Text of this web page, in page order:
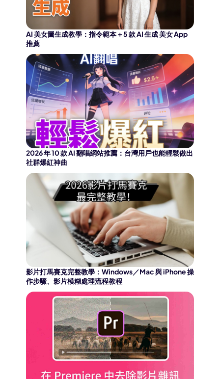
AI 美女圖生成教學：指令範本＋5 款 AI 生成 美女 App
推薦
2026 年 10 款 AI 翻唱網站推薦：台灣用戶也能輕鬆做出
社群爆紅神曲
影片打馬賽克完整教學：Windows／Mac 與 iPhone 操
作步驟、影片模糊處理流程教程